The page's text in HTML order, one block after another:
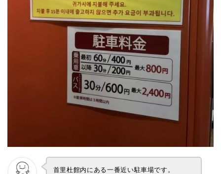
首里杜館内にある一番近い駐車場です。